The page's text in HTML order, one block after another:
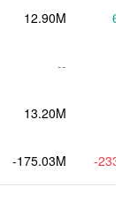
12.90M
--
13.20M
-175.03M -